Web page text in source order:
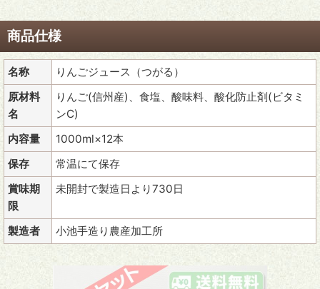
商品仕様
名称
りんごジュース（つがる）
原材料
名
りんご(信州産)、食塩、酸味料、酸化防止剤(ビタミ
ンC)
内容量
1000ml×12本
保存
常温にて保存
賞味期
限
未開封で製造日より730日
製造者 小池手造り農産加工所